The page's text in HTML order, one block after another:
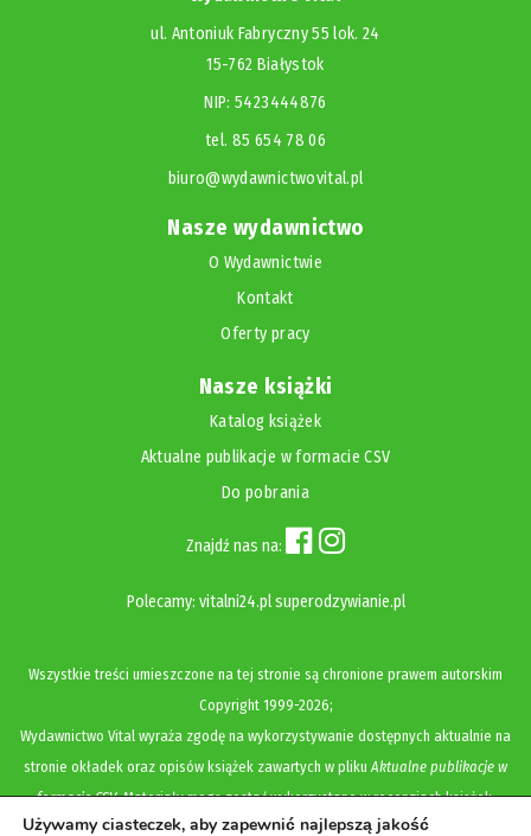
ul. Antoniuk Fabryczny 55 lok. 24
15-762 Białystok
NIP: 5423444876
tel. 85 654 78 06
biuro@wydawnictwovital.pl
Nasze wydawnictwo
O Wydawnictwie
Kontakt
Oferty pracy
Nasze książki
Katalog książek
Aktualne publikacje w formacie CSV
Do pobrania
Znajdź nas na:
Polecamy: vitalni24.pl superodzywianie.pl
Wszystkie treści umieszczone na tej stronie są chronione prawem autorskim
Copyright1999-2026;
Wydawnictwo Vital wyraża zgodę na wykorzystywanie dostępnych aktualnie na
stronie okładek oraz opisów książek zawartych w pliku Aktualne publikacje w
formacie CSV. Materiały mogą zostać wykorzystane w recenzjach książek,
katalogach internetowych, bibliotecznych (OPAC) oraz materiałach promujących
Używamy ciasteczek, aby zapewnić najlepszą jakość